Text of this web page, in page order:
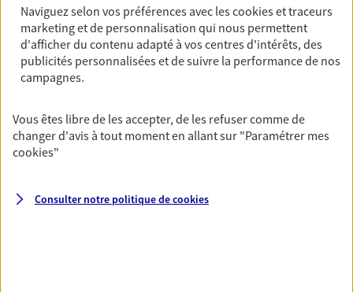
Multirisque Entreprise
Gagnez en simplicité et en sérénité avec votre
assurance multirisque entreprise. Un contrat
équipements et stocks… sans oublier votre
responsabilité civile.
Découvrir l'offre Multirisque Entreprise
Naviguez selon vos préférences avec lescookies et traceurs
marketing et de personnalisation qui nous permettent
d'afficher du contenu adapté à vos centres d'intérêts, des
publicités personnalisées et de suivre la performance de nos
campagnes.
Vous êtes libre de les accepter, de les refuser comme de
changer d'avis à tout moment en allant sur "Paramétrer mes
cookies"
Consulter notre politique decookies